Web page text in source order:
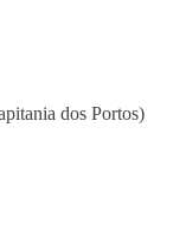
dos Portos)